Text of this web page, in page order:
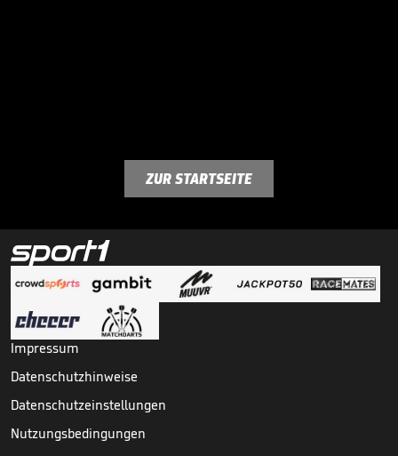
ZUR STARTSEITE
Impressum
Datenschutzhinweise
Datenschutzeinstellungen
Nutzungsbedingungen